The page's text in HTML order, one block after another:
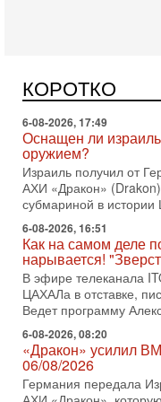
КОРОТКО
еврейский
политическим
6-08-2026, 17:49
Оснащен ли
оружием?
Израиль получил от
АХИ «Дракон»
субмариной в
6-08-2026, 16:51
Как на самом деле
нарывается!
В эфире телеканала
ЦАХАЛа в отставке,
Ведет программу
6-08-2026, 08:20
«Дракон» усилил
06/08/2026
Германия передала